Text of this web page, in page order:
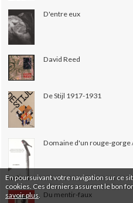
En poursuivant votre navigation sur ce
cookies. Ces derniers assurent le bon
savoir plus
D'entre eux
David Reed
De Stijl 1917-1931
Domaine d'un rouge-gorge
Du mentir-faux